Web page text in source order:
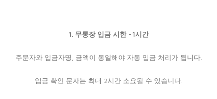
1. 무통장 입금 시한 -1시간
주문자와 입금자명, 금액이 동일해야 자동 입금 처리가 됩니다.
입금 확인 문자는 최대 2시간 소요될 수 있습니다.